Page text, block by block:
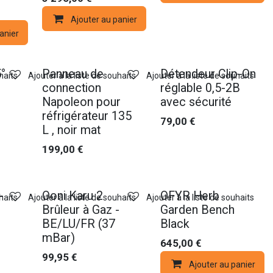
Ajouter au panier
Panneau de
connection
Napoleon pour
réfrigérateur 135
L , noir mat
199,00 €
Ajouter à la liste de souhaits
Détendeur Clip-On
réglable 0,5-2B
avec sécurité
79,00 €
Ajouter à la liste de souhaits
Ooni Karu 2
Brûleur à Gaz -
BE/LU/FR (37
mBar)
99,95 €
Ajouter à la liste de souhaits
OFYR Herb
Garden Bench
Black
645,00 €
Ajouter au panier
Ajouter à la liste de souhaits